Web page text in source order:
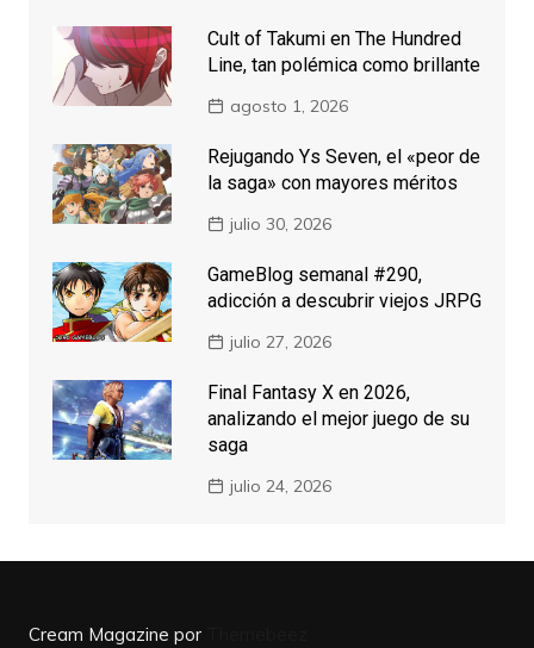
Cult of Takumi en The Hundred
Line, tan polémica como brillante
agosto 1, 2026
Rejugando Ys Seven, el «peor de
la saga» con mayores méritos
julio 30, 2026
GameBlog semanal #290,
adicción a descubrir viejos JRPG
julio 27, 2026
Final Fantasy X en 2026,
analizando el mejor juego de su
saga
julio 24, 2026
Cream Magazine por